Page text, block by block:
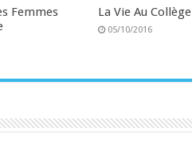
Femmes
La Vie Au Collège
05/10/2016